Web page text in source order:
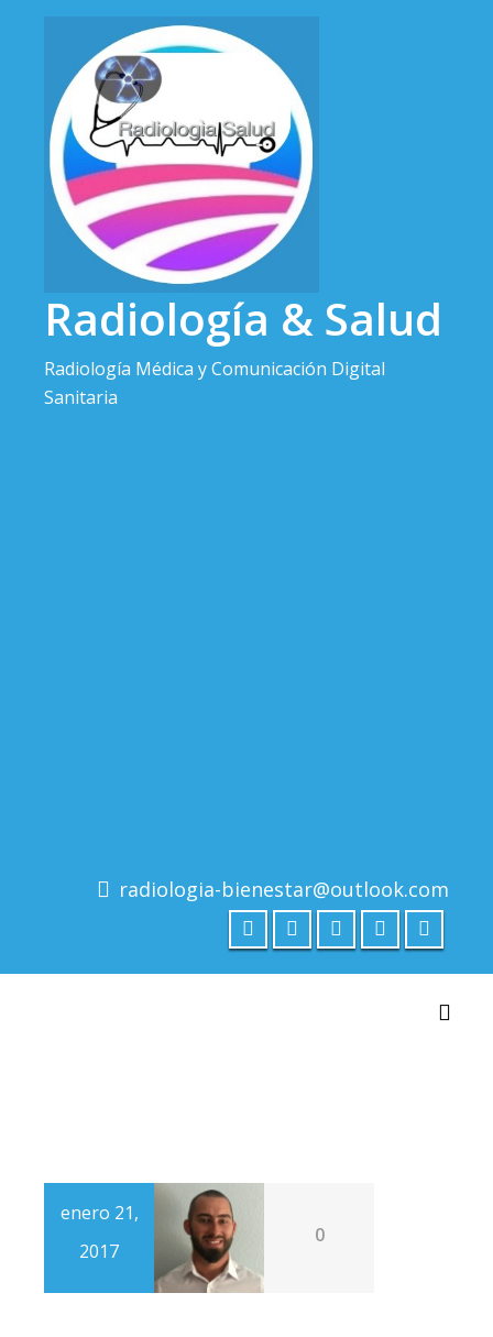
contenido
Radiología & Salud
Radiología Médica y Comunicación Digital
Sanitaria
radiologia-bienestar@outlook.com
enero 21,
2017
0